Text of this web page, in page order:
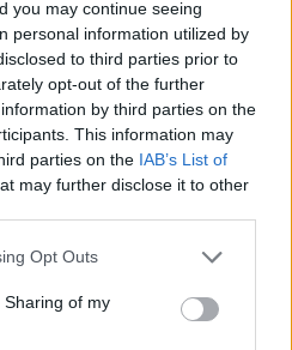
you may continue seeing
personal information utilized by
to third parties prior to
opt-out of the further
by third parties on the
This information may
parties on the IAB’s List of
may further disclose it to other
Opt Outs
of my
ΕΙΔΗΣΕΙΣ